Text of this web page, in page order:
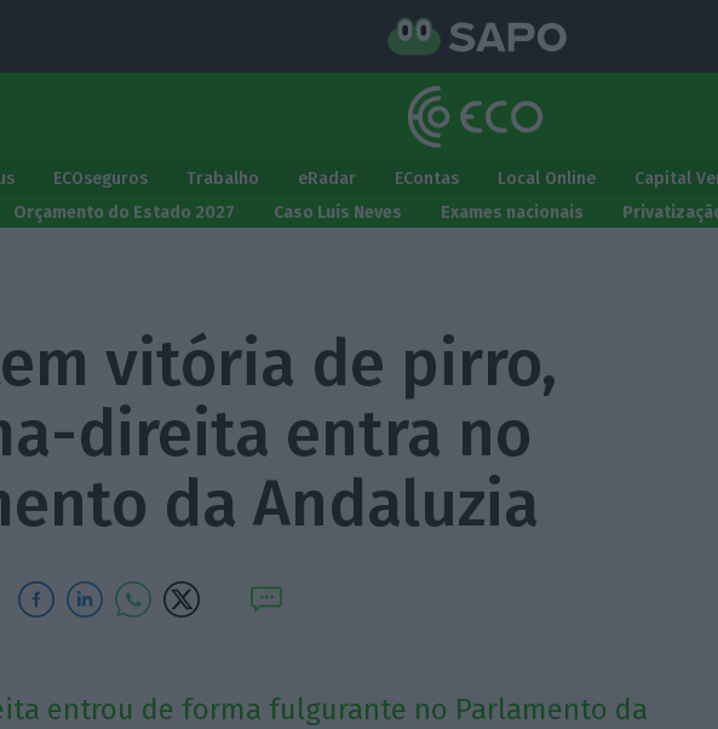
ECOseguros Trabalho eRadar EContas Local Online Capital
Orçamento do Estado 2027
Caso Luís Neves Exames nacionais
vitória de pirro,
direita entra no
da Andaluzia
entrou de forma fulgurante no Parlamento da